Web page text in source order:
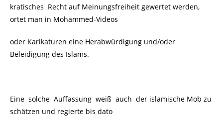
kratisches Recht auf Meinungsfreiheit gewertet werden,
ortet man in Mohammed-Videos
oder Karikaturen eine Herabwürdigung und/oder
Beleidigung des Islams.
Eine solche Auffassung weiß auch der islamische Mob zu
schätzen und regierte bis dato